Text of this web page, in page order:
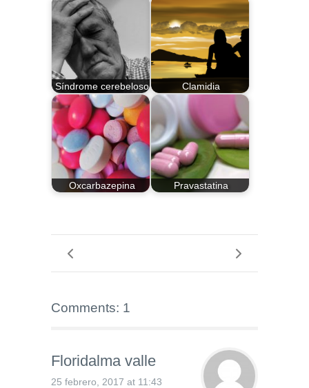
Síndrome cerebeloso Clamidia
Oxcarbazepina Pravastatina
Comments: 1
Floridalma valle
25 febrero, 2017 at 11:43